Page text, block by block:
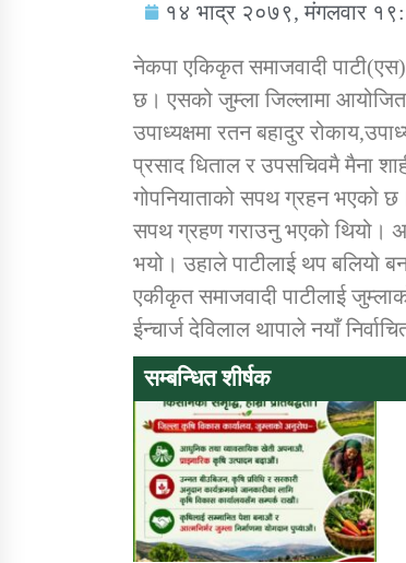
सामाजिक बिकास कार्यालय
तातोपानी गाउँपालिकाको न्यायिक समिति सम्बन्धी
तातोपानी गाउँपालिका जुम्लाको बालविवाह सन्देश
१४ भाद्र २०७९, मंगलवार
नेकपा एकिकृत समाजवादी
छ। एसको जुम्ला जिल्लामा आयोजित
उपाध्यक्षमा रतन बहादुर
प्रसाद धिताल र उपसचिवमै मैना
गोपनियाताको सपथ ग्रहन भएको
सपथ ग्रहण गराउनु भएको थियो।
भयो। उहाले पाटीलाई थप बलियो
एकीकृत समाजवादी पाटीलाई
ईन्चार्ज देविलाल थापाले नयाँ
सम्बन्धित शीर्षक